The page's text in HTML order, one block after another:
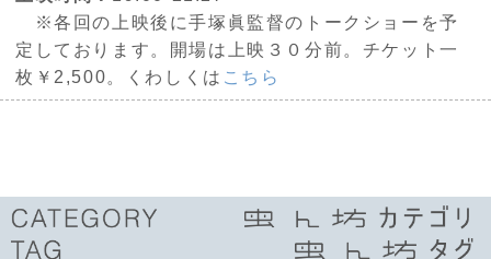
※各回の上映後に手塚眞監督のトークショーを予
定しております。開場は上映３０分前。チケット一
枚￥2,500。くわしくは こちら